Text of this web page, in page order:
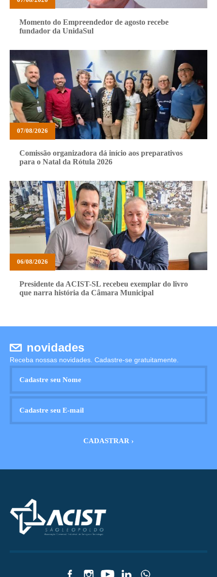
Momento do Empreendedor de agosto recebe
fundador da UnidaSul
07/08/2026
Comissão organizadora dá início aos preparativos
para o Natal da Rótula 2026
06/08/2026
Presidente da ACIST-SL recebeu exemplar do livro
que narra história da Câmara Municipal
novidades
Receba nossas novidades. Cadastre-se gratuitamente.